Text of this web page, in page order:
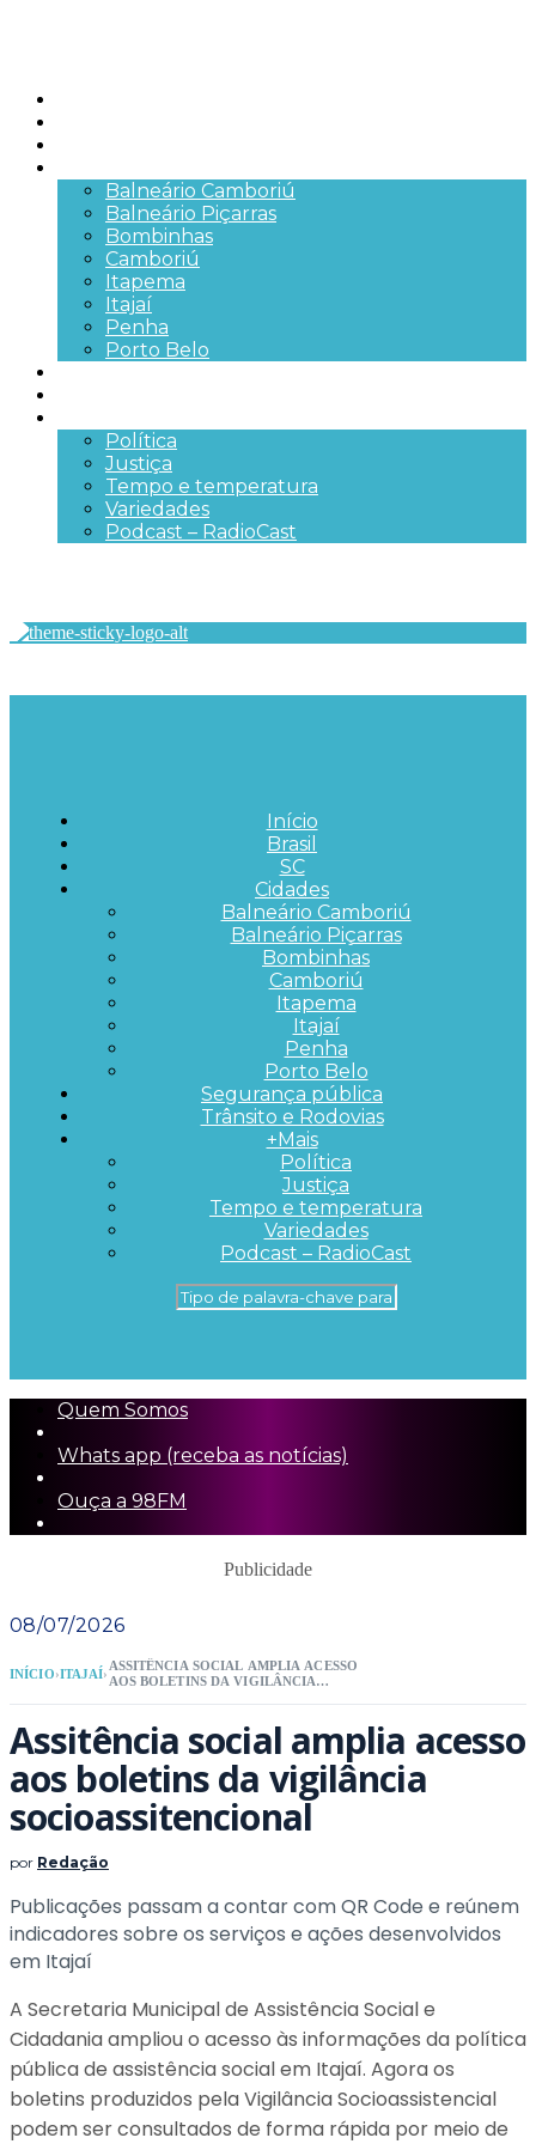
Balneário Camboriú
Balneário Piçarras
Bombinhas
Camboriú
Itapema
Itajaí
Penha
Porto Belo
Política
Justiça
Tempo e temperatura
Variedades
Podcast – RadioCast
Início
Brasil
SC
Cidades
Balneário Camboriú
Balneário Piçarras
Bombinhas
Camboriú
Itapema
Itajaí
Penha
Porto Belo
Segurança pública
Trânsito e Rodovias
+Mais
Política
Justiça
Tempo e temperatura
Variedades
Podcast – RadioCast
Quem Somos
Whats app (receba as notícias)
Ouça a 98FM
Publicidade
08/07/2026
INÍCIO›ITAJAÍ›
ASSITÊNCIA SOCIAL AMPLIA ACESSO
AOS BOLETINS DA VIGILÂNCIA
Assitência social amplia acesso
aos boletins da vigilância
socioassitencional
por Redação
Publicações passam a contar com QR Code e reúnem
indicadores sobre os serviços e ações desenvolvidos
em Itajaí
A Secretaria Municipal de Assistência Social e
Cidadania ampliou o acesso às informações da política
pública de assistência social em Itajaí. Agora os
boletins produzidos pela Vigilância Socioassistencial
podem ser consultados de forma rápida por meio de